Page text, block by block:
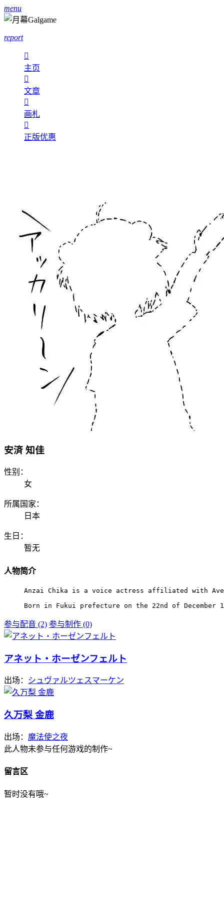
menu
report

主页

文章

画札

正版优惠
安済 知佳
性别：
女
所属国家：
日本
生日：
暂无
人物简介
Anzai Chika is a voice actress affiliated with
Born in Fukui prefecture on the 22nd of
参与配音 (2) 参与制作 (0)
アネット・ホーゼンフェルト
出场： シュヴァルツェスマーケン
久万梨 金鹿
出场： 魔法使之夜
此人物未参与任何游戏的制作~
留言区
暂时没有哦~